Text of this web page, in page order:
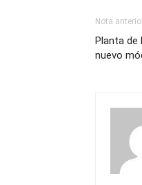
Nota
Planta de
nuevo